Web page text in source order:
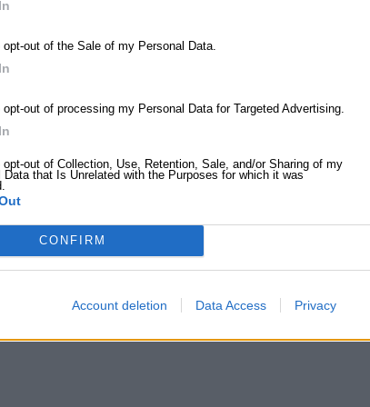
opt-out of the Sale of my Personal Data.
opt-out of processing my Personal Data for Targeted Advertising.
opt-out of Collection, Use, Retention, Sale, and/or Sharing of my
Data that Is Unrelated with the Purposes for which it was
CONFIRM
Account deletion Data Access Privacy
huzur verir.
tonları ve suyun yansıması, izleyicide bir
bir geçmişi veya unutulmuş anıları çağrıştırıyor.
sakinliği ve yansımalardaki huzur, izleyicide bir